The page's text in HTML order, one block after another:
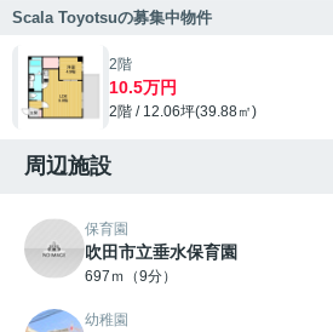
Scala Toyotsuの募集中物件
2階
10.5万円
2階 / 12.06坪(39.88㎡)
周辺施設
保育園
吹田市立垂水保育園
697ｍ（9分）
幼稚園